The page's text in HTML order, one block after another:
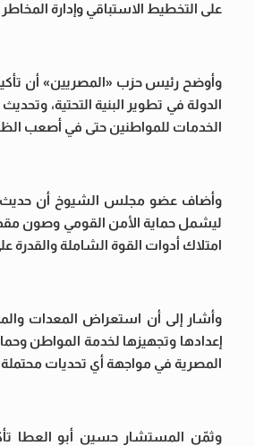
على التخطيط الاستباقي وإدارة
وأوضح رئيس حزب «المصريين» أن
الدولة في تطوير البنية التحتية،
الخدمات للمواطنين حتى في أصعب
وأضاف عضو مجلس الشيوخ أن حديث
ليشمل حماية الأمن القومي وصون
امتلاك أدوات القوة الشاملة والقدرة
وأشار إلى أن استعراض المعدات
إعدادها وتجهيزها لخدمة المواطن
المصرية في مواجهة أي تحديات
وثمّن المستشار حسين أبو العطا